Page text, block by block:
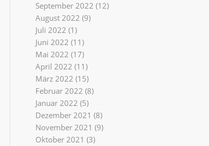
September 2022 (12)
August 2022 (9)
Juli 2022 (1)
Juni 2022 (11)
Mai 2022 (17)
April 2022 (11)
März 2022 (15)
Februar 2022 (8)
Januar 2022 (5)
Dezember 2021 (8)
November 2021 (9)
Oktober 2021 (3)